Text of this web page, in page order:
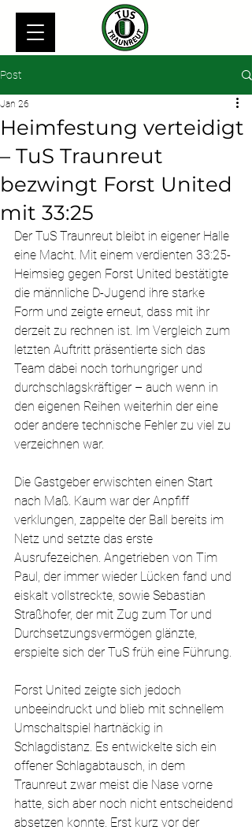
Post
Heimfestung verteidigt
– TuS Traunreut
bezwingt Forst United
mit 33:25
Jan 26
Der TuS Traunreut bleibt in eigener Halle
eine Macht. Mit einem verdienten 33:25-
Heimsieg gegen Forst United bestätigte
die männliche D-Jugend ihre starke
Form und zeigte erneut, dass mit ihr
derzeit zu rechnen ist. Im Vergleich zum
letzten Auftritt präsentierte sich das
Team dabei noch torhungriger und
durchschlagskräftiger – auch wenn in
den eigenen Reihen weiterhin der eine
oder andere technische Fehler zu viel zu
verzeichnen war.
Die Gastgeber erwischten einen Start
nach Maß. Kaum war der Anpfiff
verklungen, zappelte der Ball bereits im
Netz und setzte das erste
Ausrufezeichen. Angetrieben von Tim
Paul, der immer wieder Lücken fand und
eiskalt vollstreckte, sowie Sebastian
Straßhofer, der mit Zug zum Tor und
Durchsetzungsvermögen glänzte,
erspielte sich der TuS früh eine Führung.
Forst United zeigte sich jedoch
unbeeindruckt und blieb mit schnellem
Umschaltspiel hartnäckig in
Schlagdistanz. Es entwickelte sich ein
offener Schlagabtausch, in dem
Traunreut zwar meist die Nase vorne
hatte, sich aber noch nicht entscheidend
absetzen konnte. Erst kurz vor der